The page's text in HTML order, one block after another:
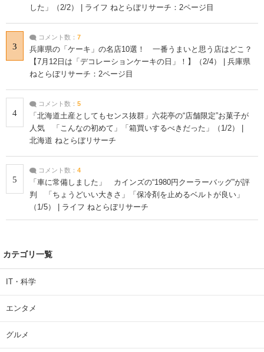
した」（2/2） | ライフ ねとらぼリサーチ：2ページ目
3
コメント数： 7
兵庫県の「ケーキ」の名店10選！ 一番うまいと思う店はどこ？
【7月12日は「デコレーションケーキの日」！】（2/4） | 兵庫県
ねとらぼリサーチ：2ページ目
4
コメント数： 5
「北海道土産としてもセンス抜群」六花亭の“店舗限定”お菓子が
人気 「こんなの初めて」「箱買いするべきだった」（1/2） |
北海道 ねとらぼリサーチ
5
コメント数： 4
「車に常備しました」 カインズの“1980円クーラーバッグ”が評
判 「ちょうどいい大きさ」「保冷剤を止めるベルトが良い」
（1/5） | ライフ ねとらぼリサーチ
カテゴリ一覧
IT・科学
エンタメ
グルメ